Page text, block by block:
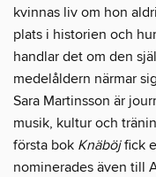
kvinnas liv om hon
plats i historien och
handlar det om den
medelåldern närmar
Sara Martinsson är
musik, kultur och
första bok Knäböjfick
nominerades även till